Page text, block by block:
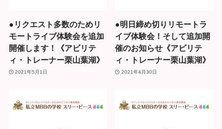
●リクエスト多数のためリ
モートライブ体験会を追加
開催します！《アビリテ
ィ・トレーナー栗山葉湖》
2021年5月1日
●明日締め切りリモートラ
イブ体験会！そして追加開
催のお知らせ《アビリテ
ィ・トレーナー栗山葉湖》
2021年4月30日